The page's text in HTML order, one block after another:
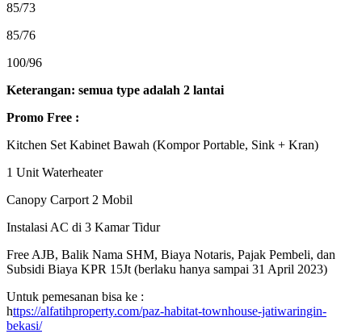
85/73
85/76
100/96
Keterangan: semua type adalah 2 lantai
Promo Free :
Kitchen Set Kabinet Bawah (Kompor Portable, Sink + Kran)
1 Unit Waterheater
Canopy Carport 2 Mobil
Instalasi AC di 3 Kamar Tidur
Free AJB, Balik Nama SHM, Biaya Notaris, Pajak Pembeli, dan
Subsidi Biaya KPR 15Jt (berlaku hanya sampai 31 April 2023)
Untuk pemesanan bisa ke :
https://alfatihproperty.com/paz-habitat-townhouse-jatiwaringin-
bekasi/